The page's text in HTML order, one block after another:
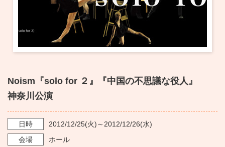
・ よくある質問
・ 芸術監督
・ フロアマップ
KAAT 神奈川芸術劇場
SNS
Noism『solo for ２』『中国の不思議な役人』
神奈川公演
日時 2012/12/25(火)～ 2012/12/26(水)
会場
ホール